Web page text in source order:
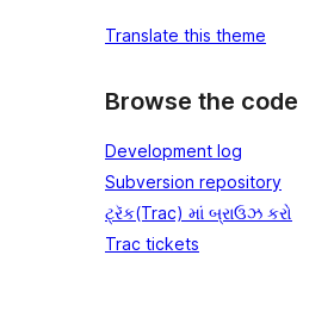
Translate this theme
Browse the code
Development log
Subversion repository
ટ્રૅક(Trac) માં બ્રાઉઝ કરો
Trac tickets